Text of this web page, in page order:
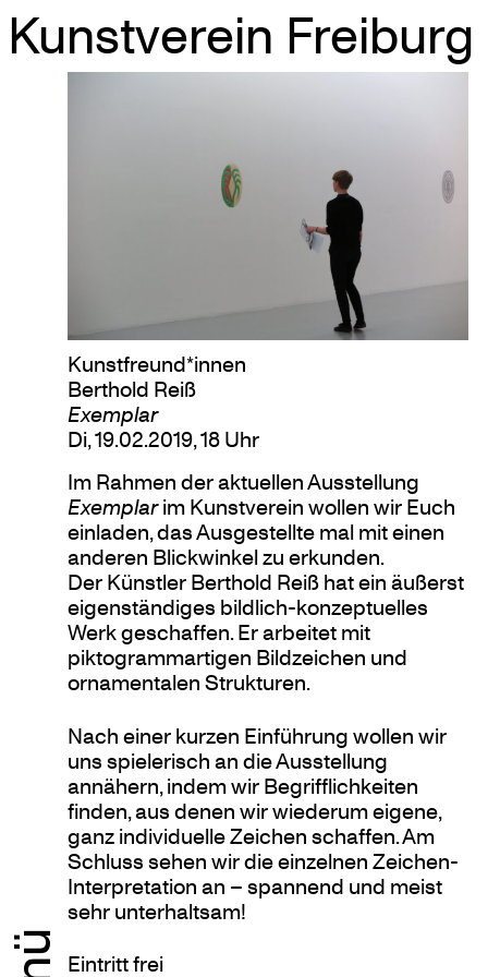
Kunstverein Freiburg
Kunstfreund*innen
Berthold Reiß
Exemplar
Di, 19.02.2019, 18 Uhr
Im Rahmen der aktuellen Ausstellung
Exemplarim Kunstverein wollen wir Euch
einladen, das Ausgestellte mal mit einen
anderen Blickwinkel zu erkunden.
Der Künstler Berthold Reiß hat ein äußerst
eigenständiges bildlich-konzeptuelles
Werk geschaffen. Er arbeitet mit
piktogrammartigen Bildzeichen und
ornamentalen Strukturen.
Nach einer kurzen Einführung wollen wir
uns spielerisch an die Ausstellung
annähern, indem wir Begrifflichkeiten
finden, aus denen wir wiederum eigene,
ganz individuelle Zeichen schaffen. Am
Schluss sehen wir die einzelnen Zeichen-
Interpretation an – spannend und meist
sehr unterhaltsam!
Eintritt frei